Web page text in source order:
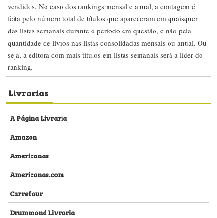
vendidos. No caso dos rankings mensal e anual, a contagem é
feita pelo número total de títulos que apareceram em quaisquer
das listas semanais durante o período em questão, e não pela
quantidade de livros nas listas consolidadas mensais ou anual. Ou
seja, a editora com mais títulos em listas semanais será a líder do
ranking.
Livrarias
A Página Livraria
Amazon
Americanas
Americanas.com
Carrefour
Drummond Livraria